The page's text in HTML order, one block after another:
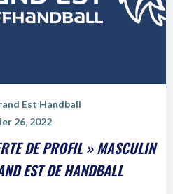
Est Handball
26, 2022
DE PROFIL » MASCULIN
EST DE HANDBALL